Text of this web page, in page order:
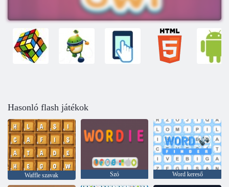
Hasonló flash játékok
Waffle szavak Szó Word kereső